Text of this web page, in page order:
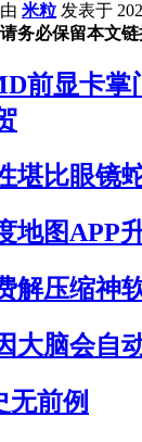
米粒 发表于
务必保留本文链
前显卡掌
堪比眼镜
地图APP
解压缩神
大脑会自
无前例